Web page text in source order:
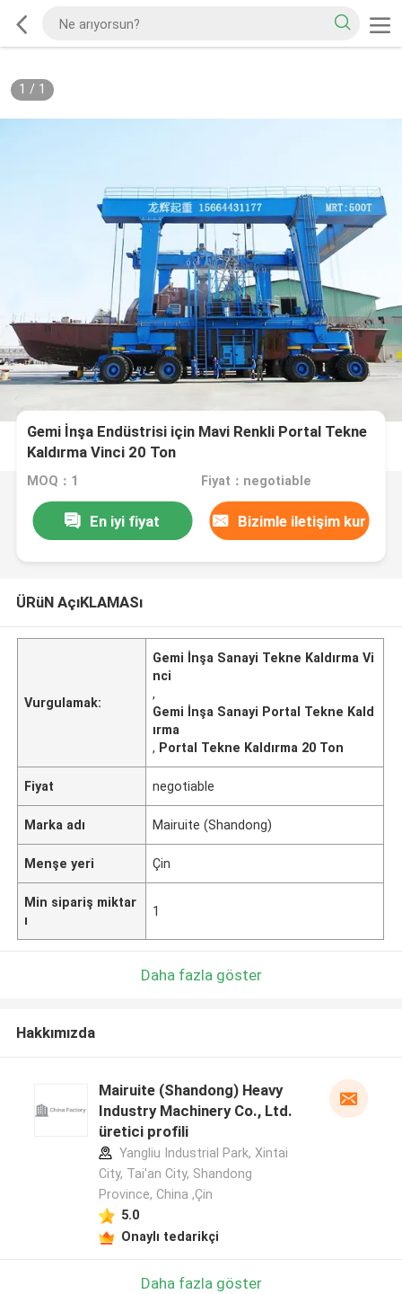
1 / 1
Gemi İnşa Endüstrisi için Mavi Renkli Portal Tekne
Kaldırma Vinci 20 Ton
MOQ：1 Fiyat：negotiable
En iyi fiyat Bizimle iletişim kur
ÜRüN AçıKLAMASı
Vurgulamak:
Gemi İnşa Sanayi Tekne Kaldırma Vi
nci
,
Gemi İnşa Sanayi Portal Tekne Kald
ırma
, Portal Tekne Kaldırma 20 Ton
Fiyat negotiable
Marka adı Mairuite (Shandong)
Menşe yeri Çin
Min sipariş miktar
ı
1
Daha fazla göster
Hakkımızda
Mairuite (Shandong) Heavy
Industry Machinery Co., Ltd.
üretici profili
Yangliu Industrial Park, Xintai
City, Tai'an City, Shandong
Province, China ,Çin
5.0
Onaylı tedarikçi
Daha fazla göster